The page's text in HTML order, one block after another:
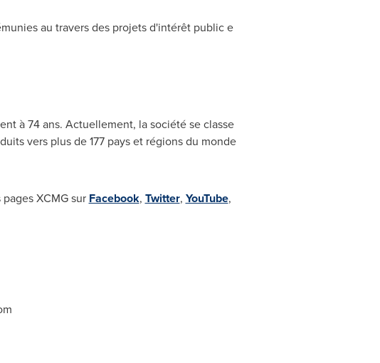
au travers des projets d'intérêt public e
à 74 ans. Actuellement, la société se classe
vers plus de 177 pays et régions du monde
XCMG sur Facebook, Twitter, YouTube,